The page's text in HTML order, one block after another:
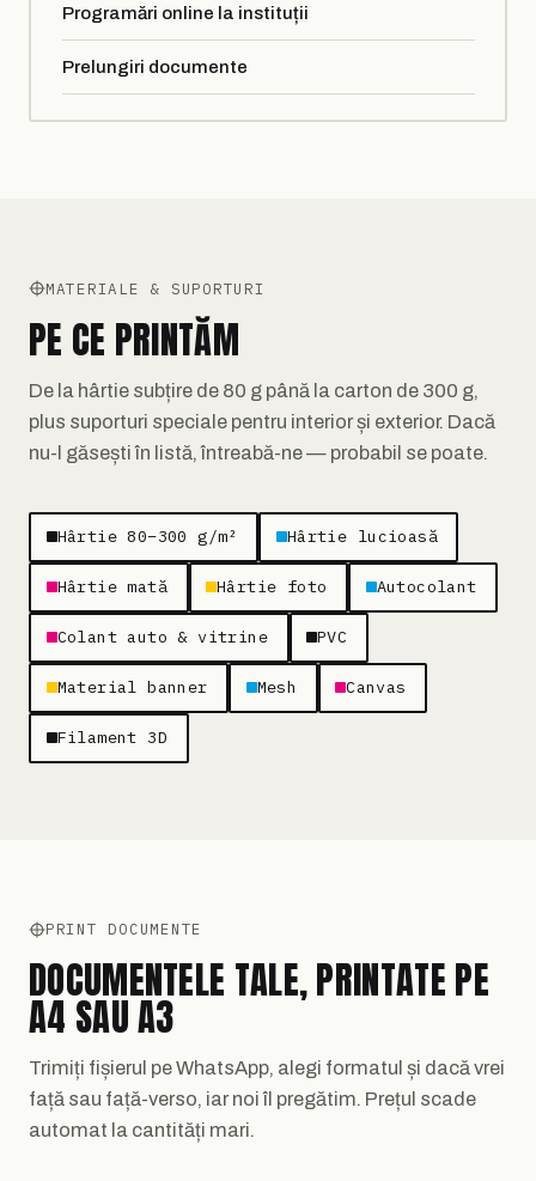
Programări online la instituții
Prelungiri documente
MATERIALE & SUPORTURI
PE CE PRINTĂM
De la hârtie subțire de 80 g până la carton de 300 g,
plus suporturi speciale pentru interior și exterior. Dacă
nu-l găsești în listă, întreabă-ne — probabil se poate.
Hârtie 80–300 g/m² Hârtie lucioasă
Hârtie mată Hârtie foto Autocolant
Colant auto & vitrine PVC
Material banner Mesh Canvas
Filament 3D
PRINT DOCUMENTE
DOCUMENTELE TALE, PRINTATE PE
A4 SAU A3
Trimiți fișierul pe WhatsApp, alegi formatul și dacă vrei
față sau față-verso, iar noi îl pregătim. Prețul scade
automat la cantități mari.